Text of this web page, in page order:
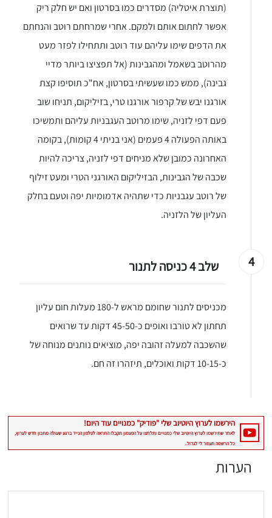
הכנתם מתכון שלי? חפשו "Shahar_Hen_Hayokra" באינסטגרם עקבו אחריי עוד היום ותעלו את המתכון שהכנתם לסטורי ואני
(תוצרת איטליה) מסדרים כמו בסרטון ואם יש חלק ריק
אפשר לחתום אותם ולמקם. אחרי שמרחתם רוטב והנחתם
את הדפים שימו עליהם עוד רוטב ותתחילו לפזר מעט
מהרוטב בשאמל ומהגבינות (אל תפציצו ביותר מדיי
גבינה), ממש כמו שעשיתי בסרטון, אח"כ תוסיפו קצת
אורגנו יבש של קרפור אורגנו טרי, בזיליקום, תניחו שוב
פעם דפי לזניה, שימו מרוטב העגבניות עליהם ותמשיכו
באותה הפעולה 4 פעמים (אני בניתי 4 קומות), בקומה
האחרונה כמובן שלא מניחים דפי לזניה, צריכה להיות
שכבה של הגבינות, הבזיליקום האורגני הטרי ומעט זילוף
של רוטב עגבניות כדי שתהיה אדמומיות יפה וטעם בחלק
העליון של הלזניה.
4 שלב 4 כניסה לתנור
מכניסים לתנור שחומם מראש ל-180 מעלות חום עליון
תחתון לא טורבו ואופים כ-45-50 דקות עד שרואים
שהשכבה למעלה זהובה יפה, מוציאים נותנים מנוחה של
כ-10-15 דקות ואוכלים, תיזהרו זה חם.
הערות